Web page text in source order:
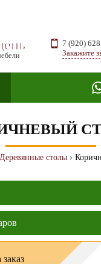
7 (920)
Закажите
Деревянные столы ›